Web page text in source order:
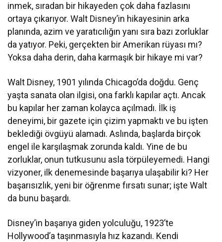
inmek, sıradan bir hikayeden çok daha fazlasını
ortaya çıkarıyor. Walt Disney’in hikayesinin arka
planında, azim ve yaratıcılığın yanı sıra bazı zorluklar
da yatıyor. Peki, gerçekten bir Amerikan rüyası mı?
Yoksa daha derin, daha karmaşık bir hikaye mi var?
Walt Disney, 1901 yılında Chicago’da doğdu. Genç
yaşta sanata olan ilgisi, ona farklı kapılar açtı. Ancak
bu kapılar her zaman kolayca açılmadı. İlk iş
deneyimi, bir gazete için çizim yapmaktı ve bu işten
beklediği övgüyü alamadı. Aslında, başlarda birçok
engel ile karşılaşmak zorunda kaldı. Yine de bu
zorluklar, onun tutkusunu asla törpüleyemedi. Hangi
vizyoner, ilk denemesinde başarıya ulaşabilir ki? Her
başarısızlık, yeni bir öğrenme fırsatı sunar; işte Walt
da bunu başardı.
Disney’in başarıya giden yolculuğu, 1923’te
Hollywood’a taşınmasıyla hız kazandı. Kendi